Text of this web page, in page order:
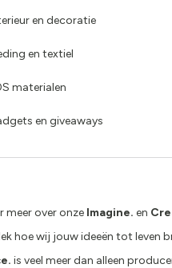
en decoratie
en textiel
materialen
en giveaways
meer over onze Imagine. en
hoe wij jouw ideeën tot leven
is veel meer dan alleen